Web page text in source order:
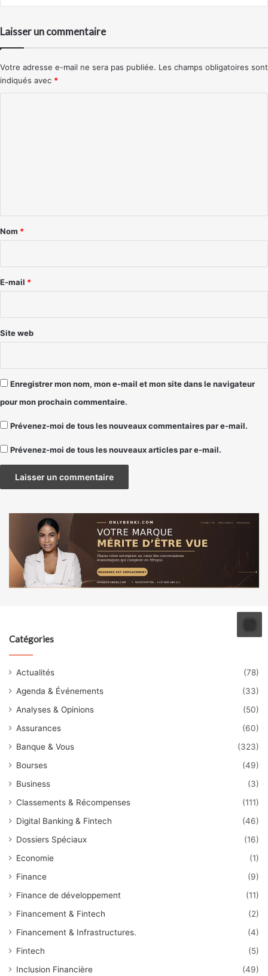
Laisser un commentaire
Votre adresse e-mail ne sera pas publiée. Les champs obligatoires sont
indiqués avec *
a
e
Nom *
E-mail *
Site web
Enregistrer mon nom, mon e-mail et mon site dans le navigateur
pour mon prochain commentaire.
Prévenez-moi de tous les nouveaux commentaires par e-mail.
Prévenez-moi de tous les nouveaux articles par e-mail.
Catégories
Actualités
(78)
Agenda & Événements
(33)
Analyses & Opinions
(50)
Assurances
(60)
Banque & Vous
(323)
Bourses
(49)
Business
(3)
Classements & Récompenses
(111)
Digital Banking & Fintech
(46)
Dossiers Spéciaux
(16)
Economie
(1)
Finance
(9)
Finance de développement
(11)
Financement & Fintech
(2)
Financement & Infrastructures.
(4)
Fintech
(5)
Inclusion Financière
(49)